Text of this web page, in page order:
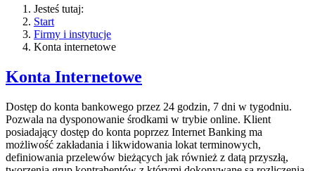
Jesteś tutaj:
Start
Firmy i instytucje
Konta internetowe
Konta Internetowe
Dostęp do konta bankowego przez 24 godzin, 7 dni w tygodniu.
Pozwala na dysponowanie środkami w trybie online. Klient
posiadający dostęp do konta poprzez Internet Banking ma
możliwość zakładania i likwidowania lokat terminowych,
definiowania przelewów bieżących jak również z datą przyszłą,